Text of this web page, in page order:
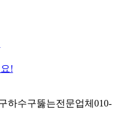
!
하수구뚫는전문업체010-